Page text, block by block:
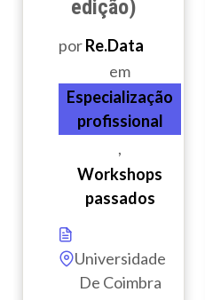
edição)
porRe.Data
em
Especialização
profissional
,
Workshops
passados
Universidade
De Coimbra